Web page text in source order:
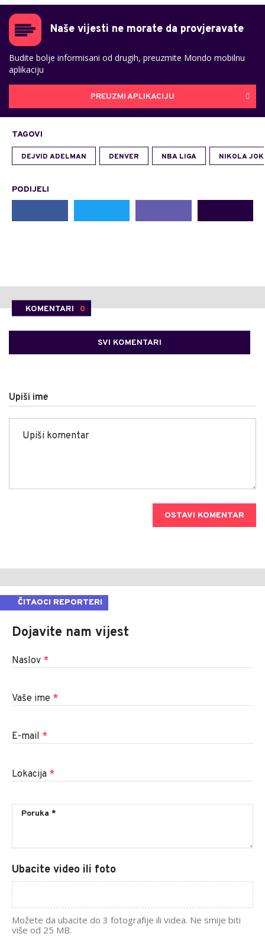
Naše vijesti ne morate da provjeravate
Budite bolje informisani od drugih, preuzmite Mondo mobilnu
aplikaciju
PREUZMI APLIKACIJU
TAGOVI
DEJVID ADELMAN DENVER NBA LIGA NIKOLA
PODIJELI
KOMENTARI 0
SVI KOMENTARI
Upiši ime
OSTAVI KOMENTAR
ČITAOCI REPORTERI
Dojavite nam vijest
Naslov *
Vaše ime *
E-mail *
Lokacija *
Ubacite video ili foto
Možete da ubacite do 3 fotografije ili videa. Ne smije biti
više od 25 MB.